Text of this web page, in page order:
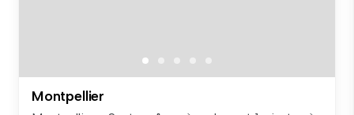
Montpellier